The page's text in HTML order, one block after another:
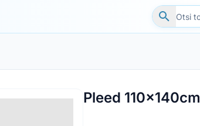
Pleed 110x140cm